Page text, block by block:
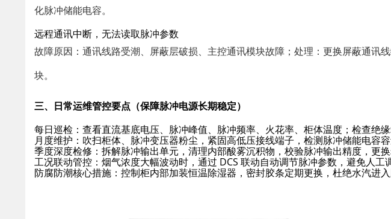
化脉冲储能电容。
远程通讯中断，无法读取脉冲参数
故障原因：通讯线路受潮、屏蔽层破损、主控通讯模块故障；处理：更换屏蔽通讯
块。
三、日常运维管控要点（保障脉冲电源长期稳定）
每日巡检 ：查看直流基底电压、脉冲峰值、脉冲频率、火花率、柜体温度；检查绝
月度维护 ：吹扫柜体、脉冲变压器粉尘，紧固高低压接线端子，检测脉冲储能电容容
季度深度检修 ：拆解脉冲输出单元，清理内部酸雾沉积物，校验脉冲输出精度，更
工况联动管控 ：烟气浓度大幅波动时，通过 DCS 联动自动调节脉冲参数，避免人工
防腐防潮核心措施 ：控制柜内部加装恒温除湿器，密封胶条定期更换，杜绝水汽进入